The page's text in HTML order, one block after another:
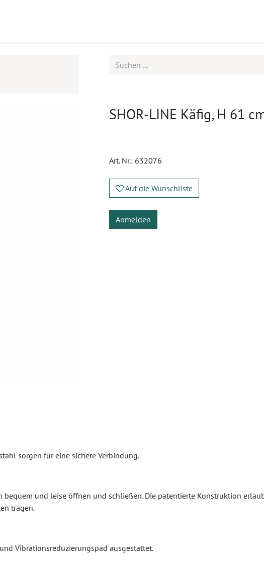
SHOR-LINE Käfig, H 61
Art. Nr.: 632076
Auf die Wunschliste
Anmelden
sorgen für eine sichere Verbindung.
und leise öffnen und schließen. Die patentierte Konstruktion
tragen.
Vibrationsreduzierungspad ausgestattet.